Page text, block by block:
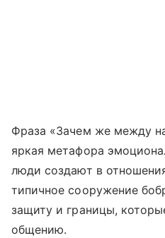
Фраза «Зачем же между
яркая метафора
люди создают в
типичное сооружение
защиту и границы,
общению.